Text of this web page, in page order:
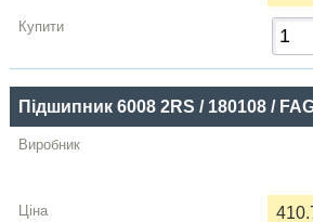
Підшипник 6008 2RS / 180108 /